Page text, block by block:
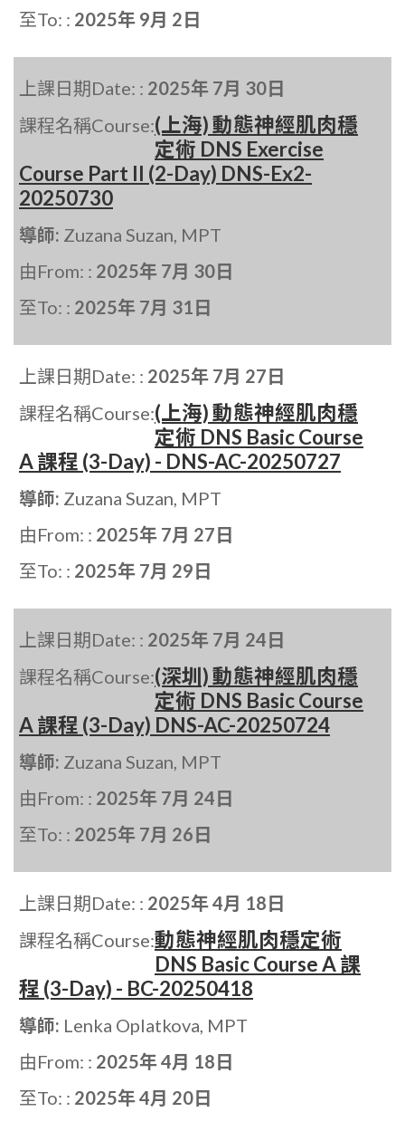
至To: : 2025年 9月 2日
上課日期Date: : 2025年 7月 30日
課程名稱Course:(上海) 動態神經肌肉穩
定術 DNS Exercise
Course Part II (2-Day) DNS-Ex2-
20250730
導師: Zuzana Suzan, MPT
由From: : 2025年 7月 30日
至To: : 2025年 7月 31日
上課日期Date: : 2025年 7月 27日
課程名稱Course:(上海) 動態神經肌肉穩
定術 DNS Basic Course
A 課程 (3-Day) - DNS-AC-20250727
導師: Zuzana Suzan, MPT
由From: : 2025年 7月 27日
至To: : 2025年 7月 29日
上課日期Date: : 2025年 7月 24日
課程名稱Course:(深圳) 動態神經肌肉穩
定術 DNS Basic Course
A 課程 (3-Day) DNS-AC-20250724
導師: Zuzana Suzan, MPT
由From: : 2025年 7月 24日
至To: : 2025年 7月 26日
上課日期Date: : 2025年 4月 18日
課程名稱Course:動態神經肌肉穩定術
DNS Basic Course A 課
程 (3-Day) - BC-20250418
導師: Lenka Oplatkova, MPT
由From: : 2025年 4月 18日
至To: : 2025年 4月 20日